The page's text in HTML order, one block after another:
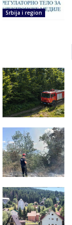
Srbija i region